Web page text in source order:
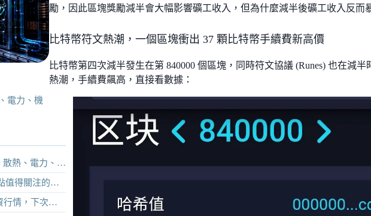
電力、機
結構與台股供應鏈
十家供應鏈企業
你準備好了嗎？
勵，因此區塊獎勵減半會大幅影響礦工收入，但為什麼減半後礦工收入反而
比特幣符文熱潮，一個區塊衝出 37 顆比特幣手續費新高價
比特幣第四次減半發生在第 840000 個區塊，同時符文協議 (Runes) 也在減
熱潮，手續費飆高，直接看數據：